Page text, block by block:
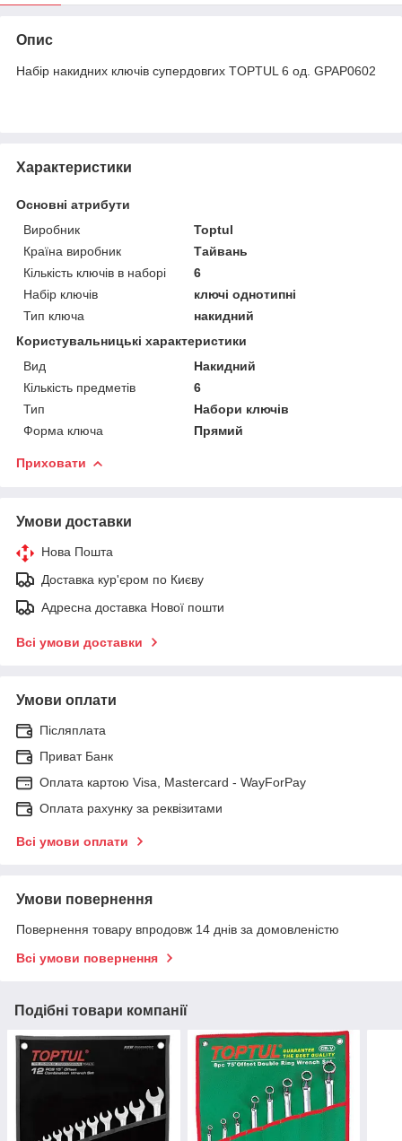
Опис
Набір накидних ключів супердовгих TOPTUL 6 од. GPAP0602
Характеристики
Основні атрибути
Виробник
Toptul
Країна виробник
Тайвань
Кількість ключів в наборі
6
Набір ключів
ключі однотипні
Тип ключа
накидний
Користувальницькі характеристики
Вид
Накидний
Кількість предметів
6
Тип
Набори ключів
Форма ключа
Прямий
Приховати
Умови доставки
Нова Пошта
Доставка кур'єром по Києву
Адресна доставка Нової пошти
Всі умови доставки
Умови оплати
Післяплата
Приват Банк
Оплата картою Visa, Mastercard - WayForPay
Оплата рахунку за реквізитами
Всі умови оплати
Умови повернення
Повернення товару впродовж 14 днів за домовленістю
Всі умови повернення
Подібні товари компанії